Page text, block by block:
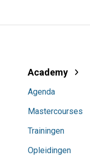
Academy
Agenda
Mastercourses
Trainingen
Opleidingen